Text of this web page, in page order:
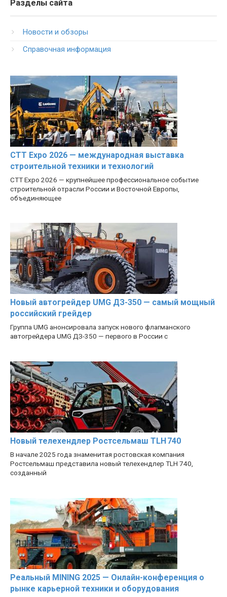
Разделы сайта
Новости и обзоры
Справочная информация
CTT Expo 2026 — международная выставка
строительной техники и технологий
CTT Expo 2026 — крупнейшее профессиональное событие
строительной отрасли России и Восточной Европы,
объединяющее
Новый автогрейдер UMG ДЗ-350 — самый мощный
российский грейдер
Группа UMG анонсировала запуск нового флагманского
автогрейдера UMG ДЗ-350 — первого в России с
Новый телехендлер Ростсельмаш TLH 740
В начале 2025 года знаменитая ростовская компания
Ростсельмаш представила новый телехендлер TLH 740,
созданный
Реальный MINING 2025 — Онлайн-конференция о
рынке карьерной техники и оборудования